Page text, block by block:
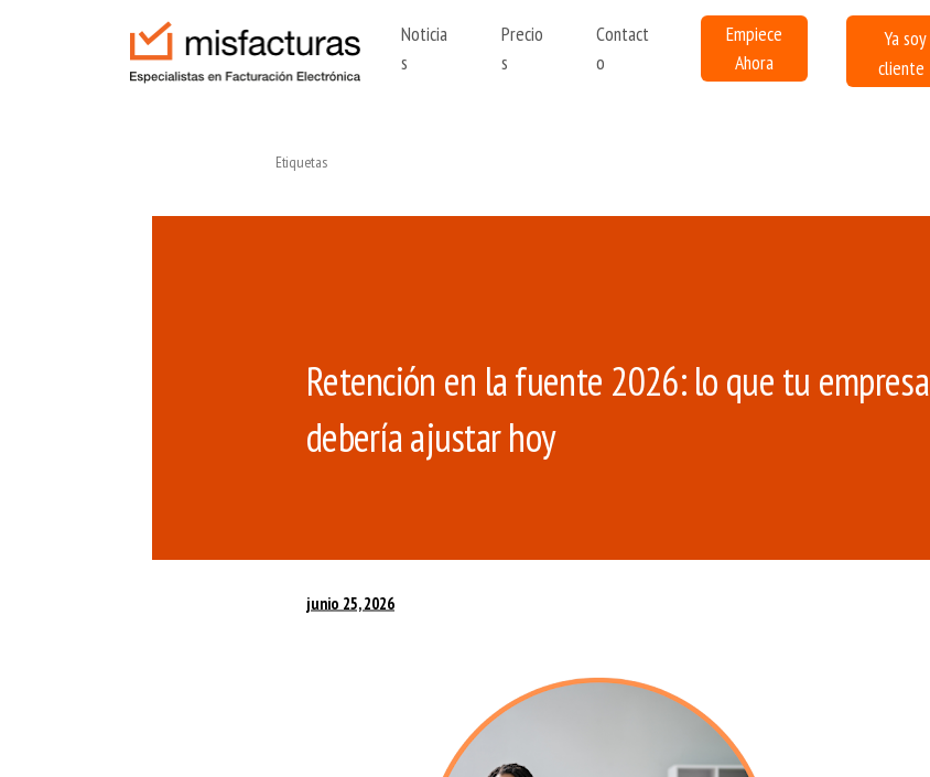
Ir al contenido principal
Noticia
s
Precio
s
Contact
o
Empiece
Ahora
Ya soy
cliente
Etiquetas
Retención en la fuente 2026: lo que tu empresa
debería ajustar hoy
junio 25, 2026